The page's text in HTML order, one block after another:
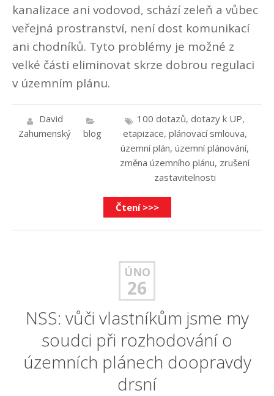
kanalizace ani vodovod, schází zeleň a vůbec
veřejná prostranství, není dost komunikací
ani chodníků. Tyto problémy je možné z
velké části eliminovat skrze dobrou regulaci
v územním plánu.
David
Zahumenský
blog
100 dotazů, dotazy k UP,
etapizace, plánovací smlouva,
územní plán, územní plánování,
změna územního plánu, zrušení
zastavitelnosti
Čtení >>>
ÚNO
26
NSS: vůči vlastníkům jsme my
soudci při rozhodování o
územních plánech doopravdy
drsní